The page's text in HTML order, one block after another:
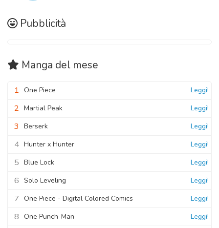
Pubblicità
Manga del mese
1 One Piece Leggi!
2 Martial Peak Leggi!
3 Berserk Leggi!
4 Hunter x Hunter Leggi!
5 Blue Lock Leggi!
6 Solo Leveling Leggi!
7 One Piece - Digital Colored Comics Leggi!
8 One Punch-Man Leggi!